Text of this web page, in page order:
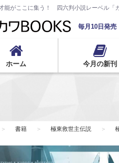
能がここに集う！ 四六判小説レーベル「
毎月10日発売
ホーム 今月の新刊
書籍 極東救世主伝説